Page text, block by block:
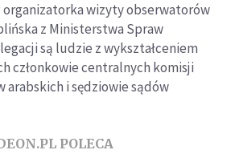
organizatorka wizyty obserwatorów
z Ministerstwa Spraw
są ludzie z wykształceniem
członkowie centralnych komisji
arabskich i sędziowie sądów
POLECA